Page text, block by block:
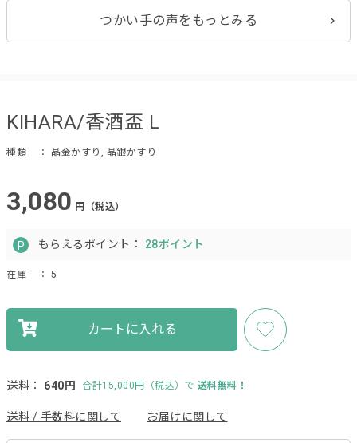
つかい手の声をもっとみる
KIHARA/香酒盃 L
種類 ： 晶金かすり, 晶銀かすり
3,080 円（税込）
もらえるポイント： 28ポイント
在庫 ： 5
カートに入れる
送料： 640円 合計15,000円（税込）で 送料無料！
送料 / 手数料に関して お届けに関して